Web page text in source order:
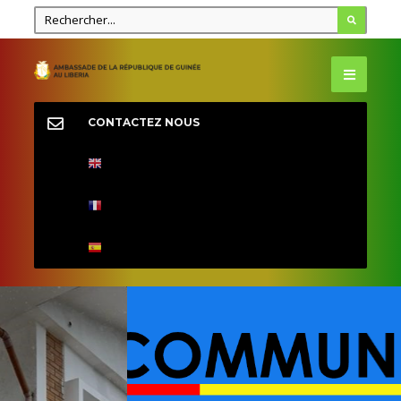
CONTACTEZ NOUS